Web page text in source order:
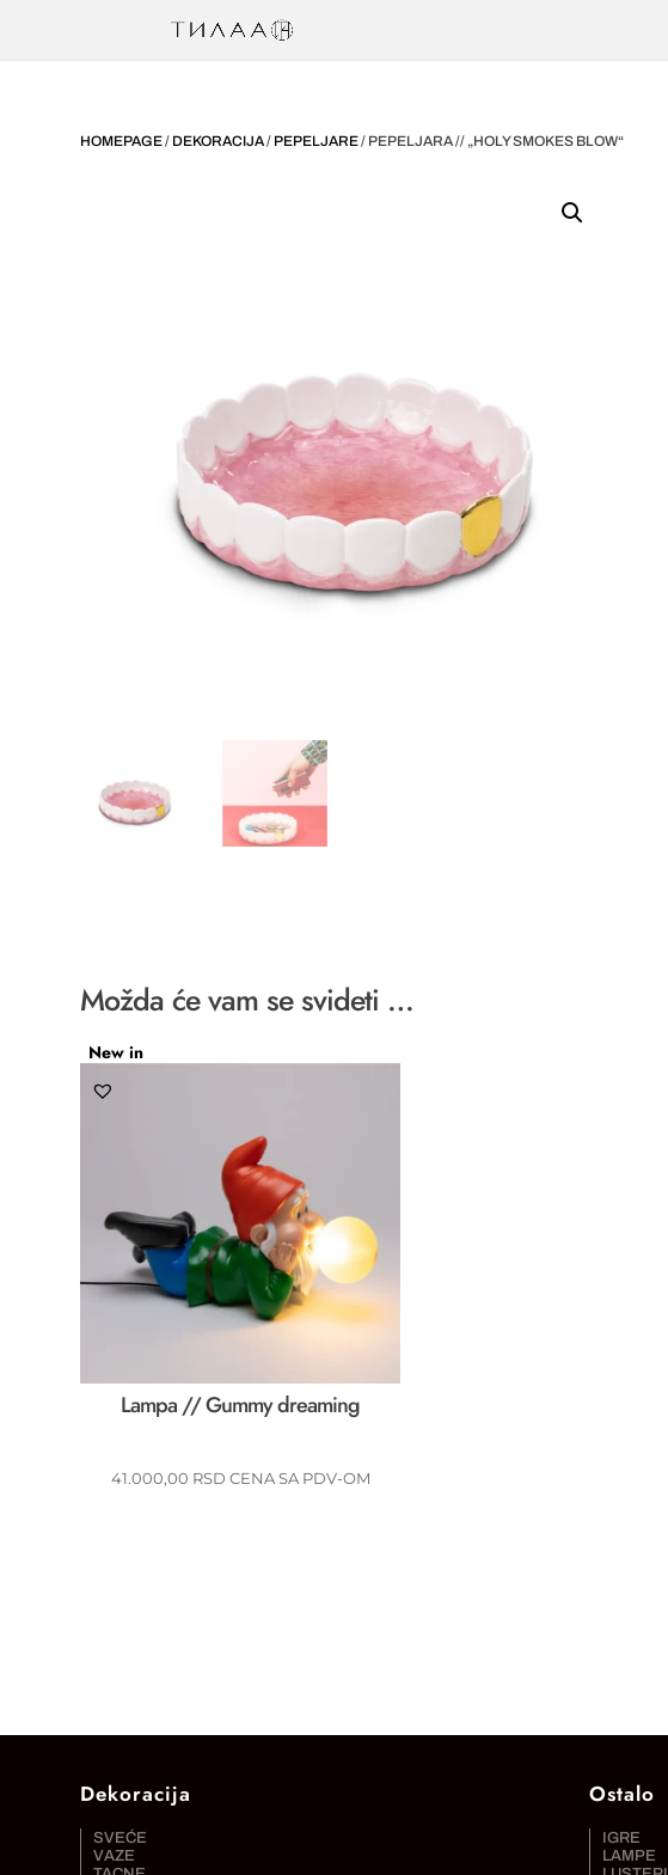
HOMEPAGE/ DEKORACIJA/ PEPELJARE/ PEPELJARA // „HOLY SMOKES BLOW“
Možda će vam se svideti …
New in
Lampa // Gummy dreaming
41.000,00 RSD CENA SA PDV-OM
Dekoracija
SVEĆE
VAZE
Ostalo
IGRE
LAMPE